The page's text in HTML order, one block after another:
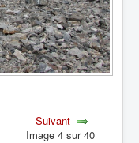
Suivant
Image 4 sur 40